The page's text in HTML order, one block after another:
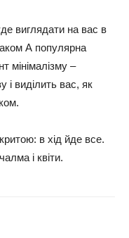
виглядати на вас в
А популярна
мінімалізму –
і виділить вас, як
в хід йде все.
і квіти.